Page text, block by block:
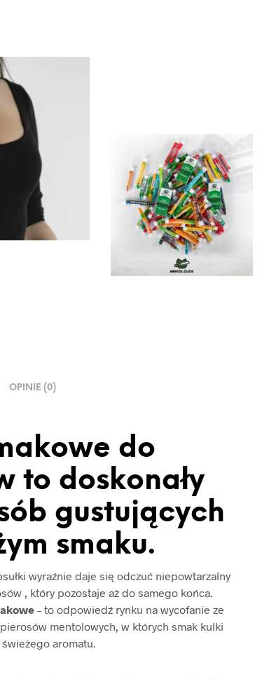
OPINIE (0)
do
to doskonały
gustujących
smaku.
wyraźnie daje się odczuć niepowtarzalny
, który pozostaje aż do samego końca.
– to odpowiedź rynku na wycofanie ze
mentolowych, w których smak kulki
świeżego aromatu.